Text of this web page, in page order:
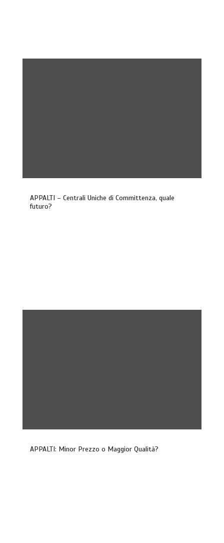
APPALTI – Centrali Uniche di Committenza, quale
futuro?
APPALTI: Minor Prezzo o Maggior Qualità?